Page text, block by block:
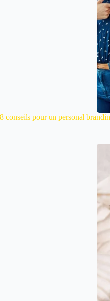
8 conseils pour un personal